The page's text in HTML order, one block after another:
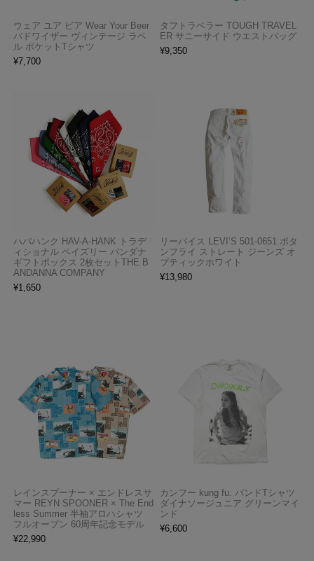
ウェア ユア ビア Wear Your Beer
バドワイザー ヴィンテージ ラベ
ル ポケットTシャツ
¥7,700
タフトラベラー TOUGH TRAVEL
ER サニーサイド ウエストバッグ
¥9,350
ハバハンク HAV-A-HANK トラデ
ィショナル ペイズリー バンダナ
ギフトボックス 2枚セットTHE B
ANDANNA COMPANY
¥1,650
リーバイス LEVI’S 501-0651 ボタ
ンフライ ストレート ジーンズ オ
プティックホワイト
¥13,980
レインスプーナー × エンドレスサ
マー REYN SPOONER × The End
less Summer 半袖アロハシャツ
フルオープン 60周年記念モデル
¥22,990
カンフー kung fu. バンドTシャツ
ダイナソージュニア グリーンマイ
ンド
¥6,600